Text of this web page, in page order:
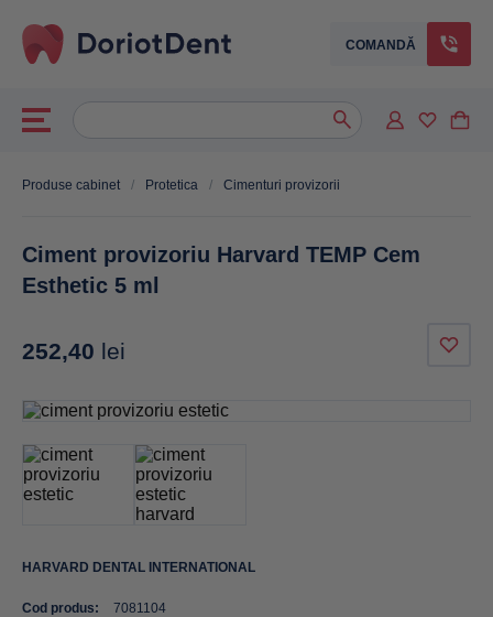
COMANDĂ
Caută
When autocomplete results are available use up and down
Produse cabinet / Protetica / Cimenturi provizorii
Ciment provizoriu Harvard TEMP Cem
Esthetic 5 ml
252,40 lei
HARVARD DENTAL INTERNATIONAL
Cod produs:
7081104